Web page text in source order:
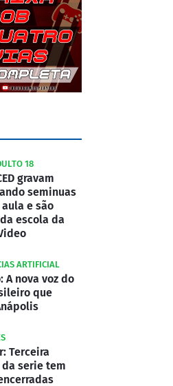
18
gravam
seminuas
e são
escola da
ARTIFICIAL
A nova voz do
que
Terceira
serie tem